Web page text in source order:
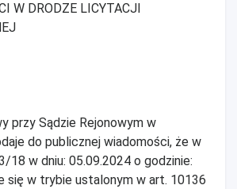
W DRODZE LICYTACJI
przy Sądzie Rejonowym w
do publicznej wiadomości, że w
18 w dniu: 05.09.2024 o godzinie:
się w trybie ustalonym w art. 10136